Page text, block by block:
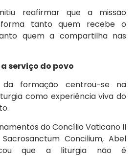
reafirmar que a missão
tanto quem recebe o
quem a compartilha nas
serviço do povo
formação centrou-se na
como experiência viva do
do Concílio Vaticano II
Concilium, Abel
que a liturgia não é